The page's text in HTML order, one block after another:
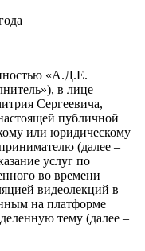
«А.Д.Е.
в лице
Сергеевича,
публичной
или юридическому
(далее –
услуг по
во времени
видеолекций в
на платформе
тему (далее –